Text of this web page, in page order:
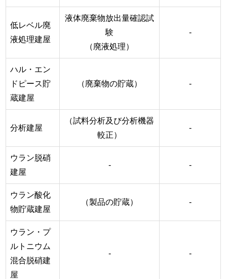
低レベル廃
液処理建屋
液体廃棄物放出量確認試
験
（廃液処理）
-
ハル・エン
ドピース貯
蔵建屋
（廃棄物の貯蔵） -
分析建屋
（試料分析及び分析機器
較正）
-
ウラン脱硝
建屋
- -
ウラン酸化
物貯蔵建屋
（製品の貯蔵） -
ウラン・プ
ルトニウム
混合脱硝建
屋
- -